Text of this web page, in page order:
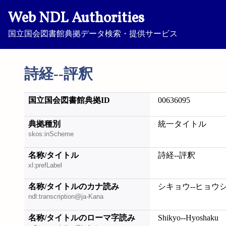
Web NDL Authorities
国立国会図書館典拠データ検索・提供サービス
詩経--評釈
国立国会図書館典拠ID 00636095
典拠種別
skos:inScheme
統一タイトル
名称/タイトル
xl:prefLabel
詩経--評釈
名称/タイトルのカナ読み
ndl:transcription@ja-Kana
シキョウ--ヒョウ
名称/タイトルのローマ字読み Shikyo--Hyoshaku